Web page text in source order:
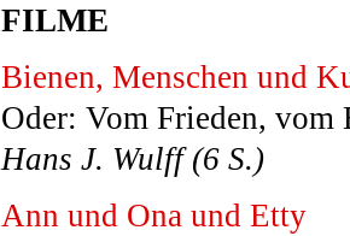
FILME
Bienen, Menschen und
Oder: Vom Frieden, vom
Hans J. Wulff (6 S.)
Ann und Ona und Etty